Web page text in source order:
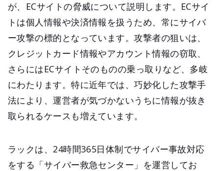
が、ECサイトの脅威について説明します。ECサイ
トは個人情報や決済情報を扱うため、常にサイバ
ー攻撃の標的となっています。攻撃者の狙いは、
クレジットカード情報やアカウント情報の窃取、
さらにはECサイトそのものの乗っ取りなど、多岐
にわたります。特に近年では、巧妙化した攻撃手
法により、運営者が気づかないうちに情報が抜き
取られるケースも増えています。
ラックは、24時間365日体制でサイバー事故対応
をする「サイバー救急センター」を運営してお